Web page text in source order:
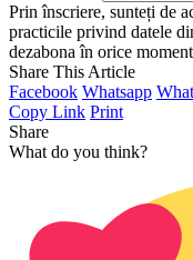
Prin înscriere, sunteți de
practicile privind datele
dezabona în orice
Share This Article
Facebook Whatsapp
Copy Link Print
Share
What do you think?